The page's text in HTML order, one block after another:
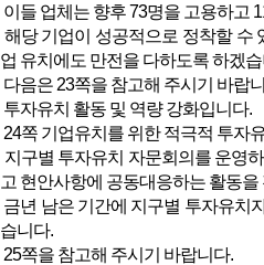
이들 업체는 향후 73명을 고용하고
해당 기업이 성공적으로 정착할 수
업 유치에도 만전을 다하도록 하겠
다음은 23쪽을 참고해 주시기 바랍
투자유치 활동 및 역량 강화입니다.
24쪽 기업유치를 위한 적극적 투자
지구별 투자유치 자문회의를 운영
고 현안사항에 공동대응하는 활동
금년 남은 기간에 지구별 투자유치
습니다.
25쪽을 참고해 주시기 바랍니다.